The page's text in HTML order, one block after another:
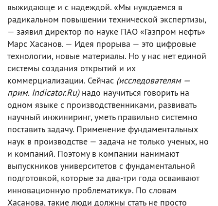
выжидающе и с надеждой. «Мы нуждаемся в
радикальном повышении технической экспертизы,
— заявил директор по науке ПАО «Газпром нефть»
Марс Хасанов. — Идея прорыва — это цифровые
технологии, новые материалы. Но у нас нет единой
системы создания открытий и их
коммерциализации. Сейчас (исследователям —
прим. Indicator.Ru)надо научиться говорить на
одном языке с производственниками, развивать
научный инжиниринг, уметь правильно системно
поставить задачу. Применение фундаментальных
наук в производстве — задача не только ученых, но
и компаний. Поэтому в компании нанимают
выпускников университетов с фундаментальной
подготовкой, которые за два-три года осваивают
инновационную проблематику». По словам
Хасанова, такие люди должны стать не просто